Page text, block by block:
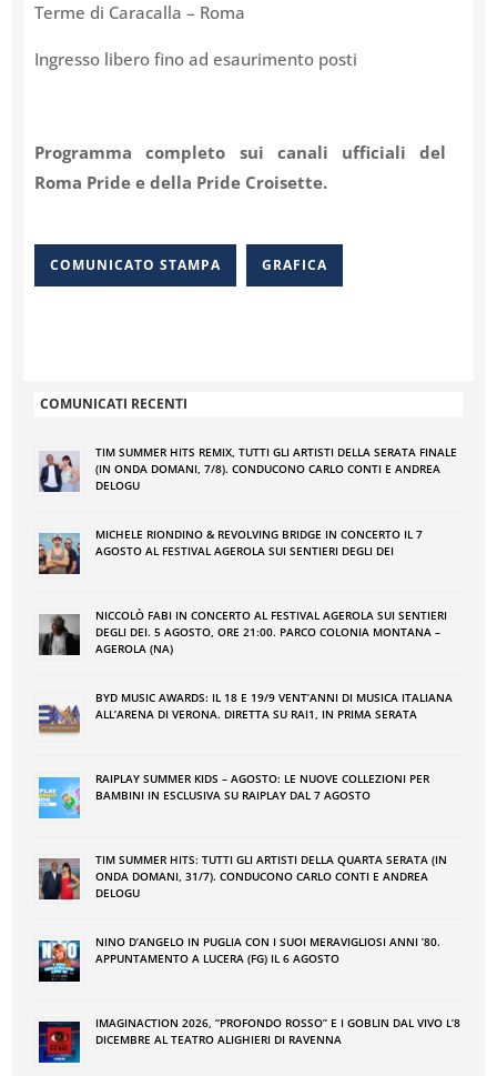
Terme di Caracalla – Roma
Ingresso libero fino ad esaurimento posti
Programma completo sui canali ufficiali del
Roma Pride e della Pride Croisette.
COMUNICATO STAMPA GRAFICA
COMUNICATI RECENTI
TIM SUMMER HITS REMIX, TUTTI GLI ARTISTI DELLA SERATA FINALE
(IN ONDA DOMANI, 7/8). CONDUCONO CARLO CONTI E ANDREA
DELOGU
MICHELE RIONDINO & REVOLVING BRIDGE IN CONCERTO IL 7
AGOSTO AL FESTIVAL AGEROLA SUI SENTIERI DEGLI DEI
NICCOLÒ FABI IN CONCERTO AL FESTIVAL AGEROLA SUI SENTIERI
DEGLI DEI. 5 AGOSTO, ORE 21:00. PARCO COLONIA MONTANA –
AGEROLA (NA)
BYD MUSIC AWARDS: IL 18 E 19/9 VENT’ANNI DI MUSICA ITALIANA
ALL’ARENA DI VERONA. DIRETTA SU RAI1, IN PRIMA SERATA
RAIPLAY SUMMER KIDS – AGOSTO: LE NUOVE COLLEZIONI PER
BAMBINI IN ESCLUSIVA SU RAIPLAY DAL 7 AGOSTO
TIM SUMMER HITS: TUTTI GLI ARTISTI DELLA QUARTA SERATA (IN
ONDA DOMANI, 31/7). CONDUCONO CARLO CONTI E ANDREA
DELOGU
NINO DʼANGELO IN PUGLIA CON I SUOI MERAVIGLIOSI ANNI ʼ80.
APPUNTAMENTO A LUCERA (FG) IL 6 AGOSTO
IMAGINACTION 2026, “PROFONDO ROSSO” E I GOBLIN DAL VIVO L’8
DICEMBRE AL TEATRO ALIGHIERI DI RAVENNA